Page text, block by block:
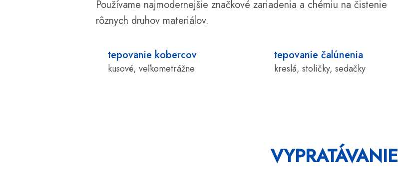
Používame najmodernejšie značkové zariadenia a chémiu na čistenie
rôznych druhov materiálov.
tepovanie kobercov
kusové, veľkometrážne
tepovanie čalúnenia
kreslá, stoličky, sedačky
VYPRATÁVANIE